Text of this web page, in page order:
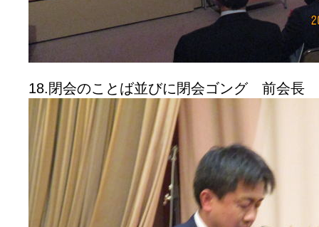
18.閉会のことば並びに閉会ゴング 前会長